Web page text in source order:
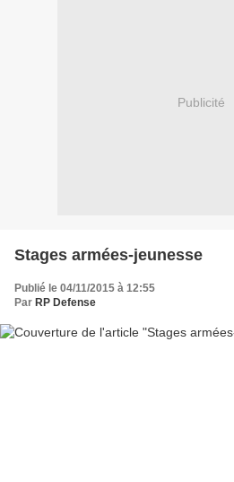
Publicité
Stages armées-jeunesse
Publié le 04/11/2015 à 12:55
Par RP Defense